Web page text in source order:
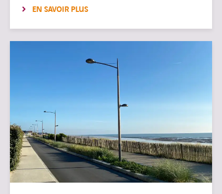
EN SAVOIR PLUS